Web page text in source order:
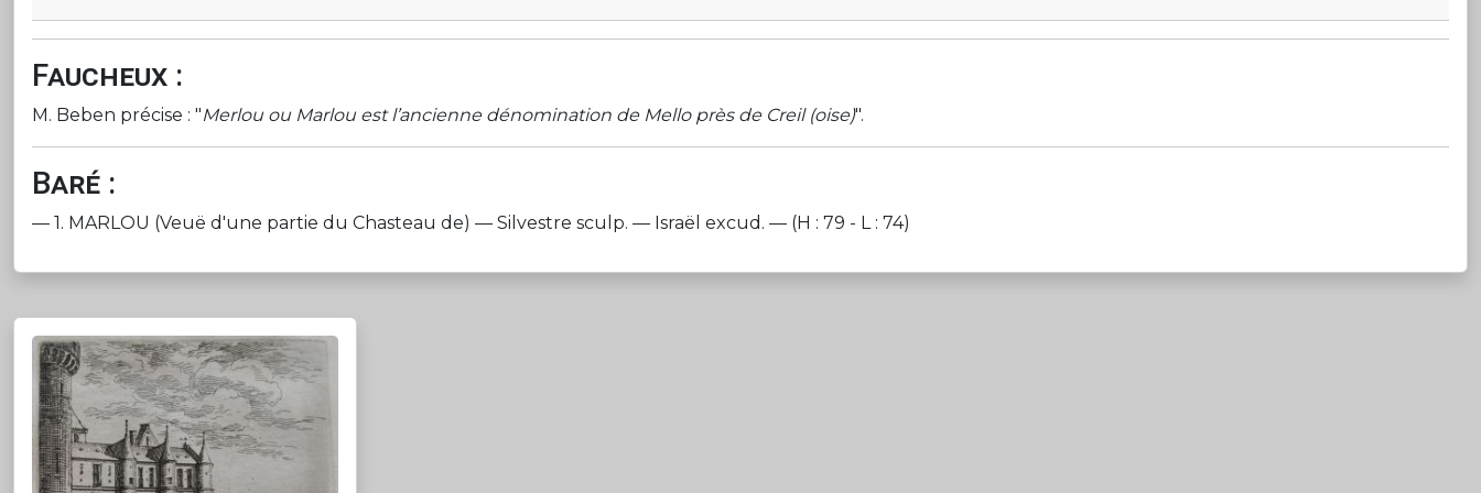
Faucheux :
M. Beben précise : "Merlou ou Marlou est l’ancienne dénomination de Mello près de Creil (oise)".
Baré :
— 1. MARLOU (Veuë d'une partie du Chasteau de) — Silvestre sculp. — Israël excud. — (H : 79 - L : 74)